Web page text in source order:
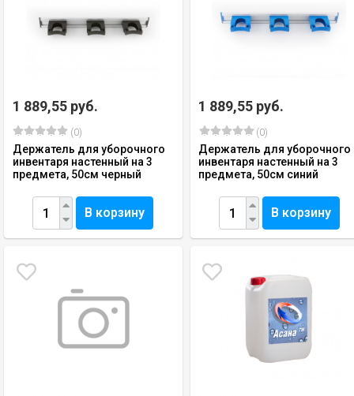
1 889,55 руб.
(0)
Держатель для уборочного
инвентаря настенный на 3
предмета, 50см черный
В корзину
1 889,55 руб.
(0)
Держатель для уборочного
инвентаря настенный на 3
предмета, 50см синий
В корзину